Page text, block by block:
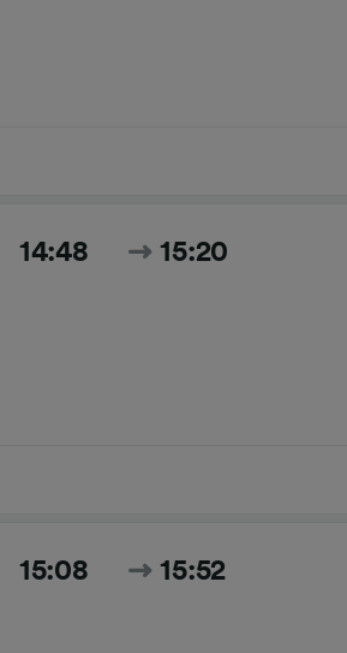
14:48 15:20
15:08 15:52